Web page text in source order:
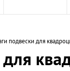
подвески для